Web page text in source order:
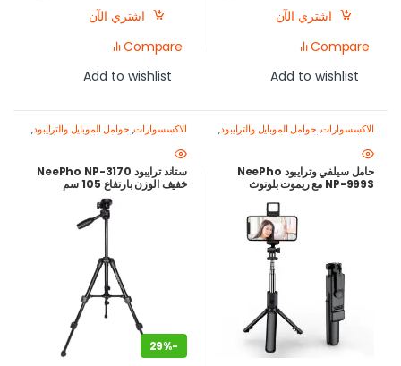
اشتري الآن
Compare
Add to wishlist
اشتري الآن
Compare
Add to wishlist
الاكسسوارات, حوامل الموبايل والترايبود,
معدات تصوير الموبايل-اصنع محتواك
باحتراف
حامل سيلفي وترايبود NeePho
NP-999S مع ريموت بلوتوث
الاكسسوارات, حوامل الموبايل والترايبود,
معدات تصوير الموبايل-اصنع محتواك
باحتراف
ستاند ترايبود NeePho NP-3170
خفيف الوزن بارتفاع 105 سم
للموبايل والكاميرا
-
29%